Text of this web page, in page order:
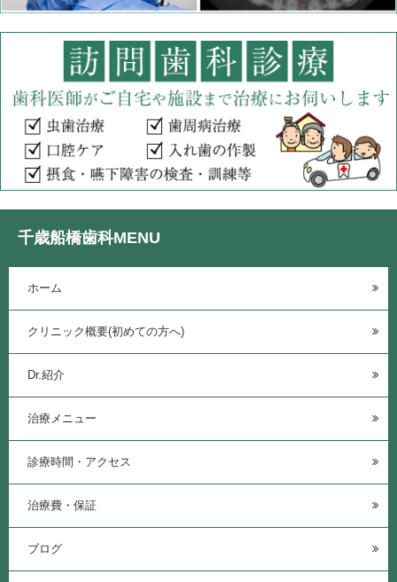
千歳船橋歯科MENU
ホーム
クリニック概要(初めての方へ)
Dr.紹介
治療メニュー
診療時間・アクセス
治療費・保証
ブログ